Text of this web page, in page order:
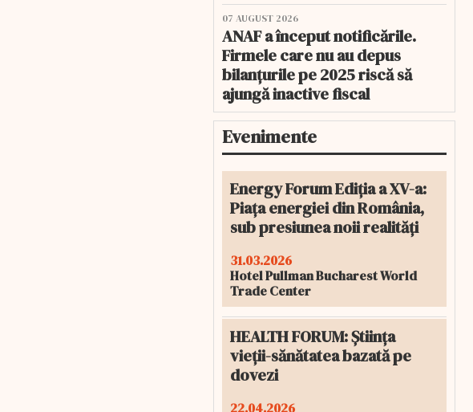
07 AUGUST 2026
ANAF a început notificările.
Firmele care nu au depus
bilanțurile pe 2025 riscă să
ajungă inactive fiscal
Evenimente
Energy Forum Ediția a XV-a:
Piața energiei din România,
sub presiunea noii realități
31.03.2026
Hotel Pullman Bucharest World
Trade Center
HEALTH FORUM: Știința
vieții-sănătatea bazată pe
dovezi
22.04.2026